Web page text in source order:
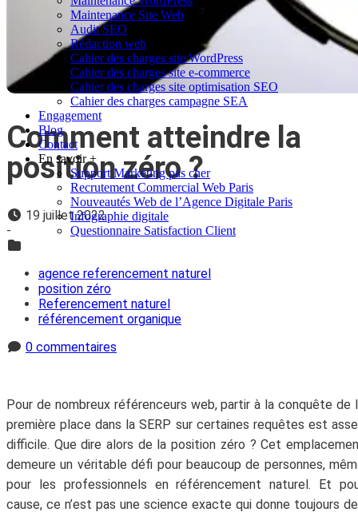
Maintenance Site Web
Audit SEO
Rédaction web
Cahier des charges site WordPress
Cahier des charges site e-commerce
Cahier des charges site optimisation SEO
Cahier des charges campagne SEA
Engagement
Blog
Contact
En savoir +
Support Marketing pas cher
Recrutement Commercial Web Paris
Nouveautés Web de l’Agence Digitale Paris
Infographie digitale
Questionnaire Satisfaction Client
Comment atteindre la
position zéro ?
19 juillet 2022
-
agence referencement naturel
position zéro
Referencement naturel
référencement organique
0 commentaires
Pour de nombreux référenceurs web, partir à la conquête de
première place dans la SERP sur certaines requêtes est
difficile. Que dire alors de la position zéro ? Cet
demeure un véritable défi pour beaucoup de personnes,
pour les professionnels en référencement naturel. Et
cause, ce n’est pas une science exacte qui donne toujours